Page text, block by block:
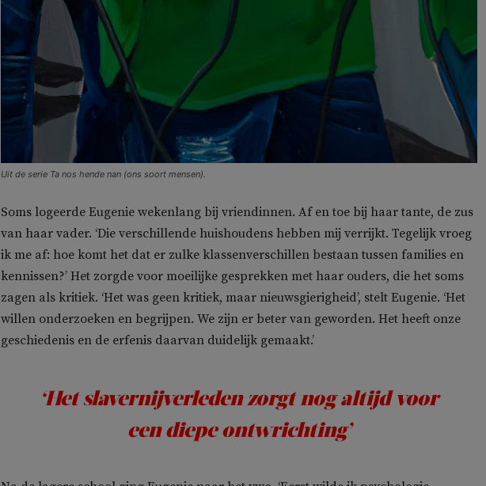
Uit de serie Ta nos hende nan (ons soort mensen).
Soms logeerde Eugenie wekenlang bij vriendinnen. Af en toe bij haar tante, de zus
van haar vader. ‘Die verschillende huishoudens hebben mij verrijkt. Tegelijk vroeg
ik me af: hoe komt het dat er zulke klassenverschillen bestaan tussen families en
kennissen?’ Het zorgde voor moeilijke gesprekken met haar ouders, die het soms
zagen als kritiek. ‘Het was geen kritiek, maar nieuwsgierigheid’, stelt Eugenie. ‘Het
willen onderzoeken en begrijpen. We zijn er beter van geworden. Het heeft onze
geschiedenis en de erfenis daarvan duidelijk gemaakt.’
‘Het slavernijverleden zorgt nog altijd voor
een diepe ontwrichting’